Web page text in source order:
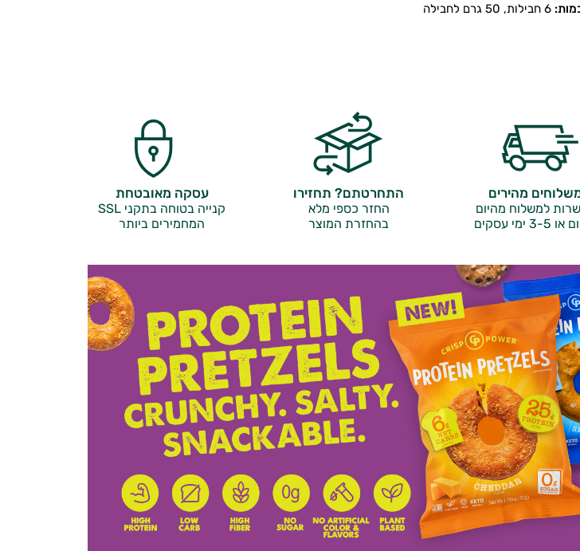
מהירים
למשלוח מהיום
5 ימי עסקים
התחרטתם? תחזירו
החזר כספי מלא
בהחזרת המוצר
עסקה מאובטחת
קנייה בטוחה בתקני SSL
המחמירים ביותר